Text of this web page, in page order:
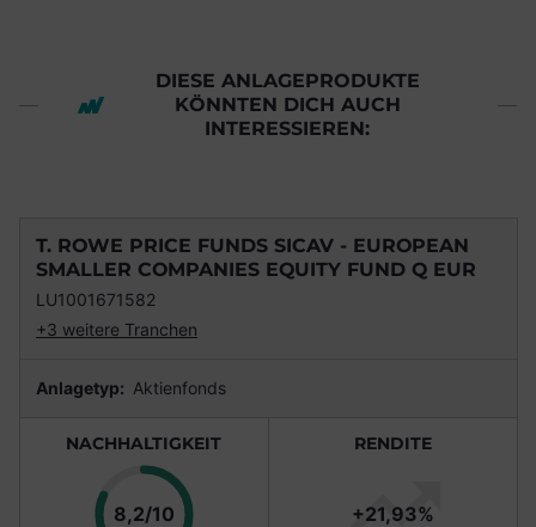
DIESE ANLAGEPRODUKTE
KÖNNTEN DICH AUCH
INTERESSIEREN:
T. ROWE PRICE FUNDS SICAV - EUROPEAN
SMALLER COMPANIES EQUITY FUND Q EUR
LU1001671582
+3 weitere Tranchen
Anlagetyp: Aktienfonds
NACHHALTIGKEIT
8,2/10Punkte
RENDITE
+21,93%